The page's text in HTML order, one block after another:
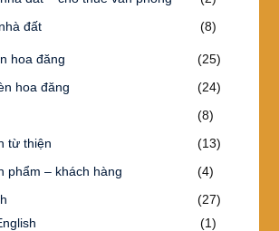
đất
(8)
hoa đăng
(25)
hoa đăng
(24)
(8)
từ thiện
(13)
phẩm – khách hàng
(4)
(27)
(1)